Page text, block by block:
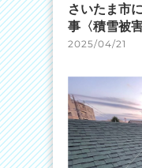
さいたま市
事〈積雪被
2025/04/21